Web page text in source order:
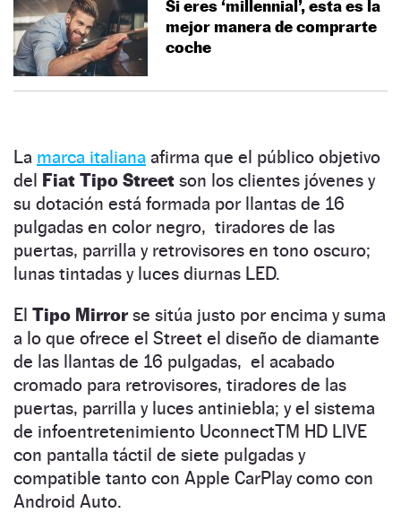
Si eres ‘millennial’, esta es la
mejor manera de comprarte
coche
La marca italiana afirma que el público objetivo
del Fiat Tipo Street son los clientes jóvenes y
su dotación está formada por llantas de 16
pulgadas en color negro, tiradores de las
puertas, parrilla y retrovisores en tono oscuro;
lunas tintadas y luces diurnas LED.
El Tipo Mirrorse sitúa justo por encima y suma
a lo que ofrece el Street el diseño de diamante
de las llantas de 16 pulgadas, el acabado
cromado para retrovisores, tiradores de las
puertas, parrilla y luces antiniebla; y el sistema
de infoentretenimiento UconnectTM HD LIVE
con pantalla táctil de siete pulgadas y
compatible tanto con Apple CarPlay como con
Android Auto.